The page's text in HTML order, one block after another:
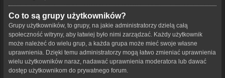
Co to są grupy użytkowników?
Grupy użytkowników, to grupy, na jakie administratorzy dzielą całą
społeczność witryny, aby łatwiej było nimi zarządzać. Każdy użytkownik
może należeć do wielu grup, a każda grupa może mieć swoje własne
uprawnienia. Dzięki temu administratorzy mogą łatwo zmieniać uprawnienia
wielu użytkowników naraz, nadawać uprawnienia moderatora lub dawać
dostęp użytkownikom do prywatnego forum.